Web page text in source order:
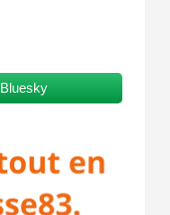
Bluesky